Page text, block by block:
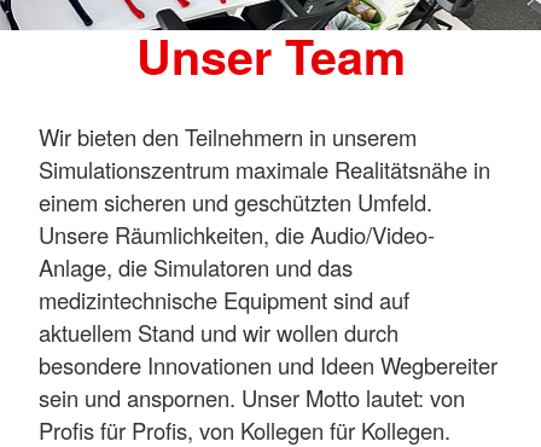
Unser Team
Wir bieten den Teilnehmern in unserem
Simulationszentrum maximale Realitätsnähe in
einem sicheren und geschützten Umfeld.
Unsere Räumlichkeiten, die Audio/Video-
Anlage, die Simulatoren und das
medizintechnische Equipment sind auf
aktuellem Stand und wir wollen durch
besondere Innovationen und Ideen Wegbereiter
sein und anspornen. Unser Motto lautet: von
Profis für Profis, von Kollegen für Kollegen.